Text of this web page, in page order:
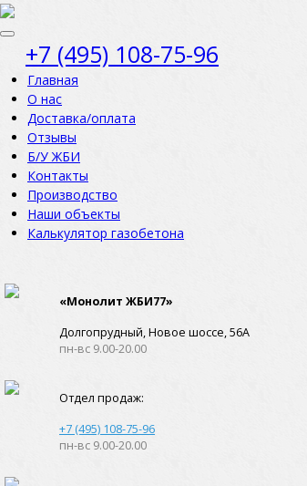
+7 (495) 108-75-96
Главная
О нас
Доставка/оплата
Отзывы
Б/У ЖБИ
Контакты
Производство
Наши объекты
Калькулятор газобетона
«Монолит ЖБИ77»
Долгопрудный, Новое шоссе, 56А
пн-вс 9.00-20.00
Отдел продаж:
+7 (495) 108-75-96
пн-вс 9.00-20.00